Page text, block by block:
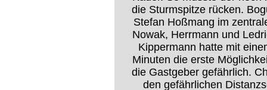
die Sturmspitze rücken.
Stefan Hoßmang im
Nowak, Herrmann und
Kippermann hatte mit
Minuten die erste
die Gastgeber gefährlich.
den gefährlichen